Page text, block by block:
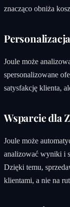
znacząco obniża
Joule może
spersonalizowane
satysfakcję klienta,
Wsparcie dla
Joule może
analizować wyniki i
Dzięki temu,
klientami, a nie na